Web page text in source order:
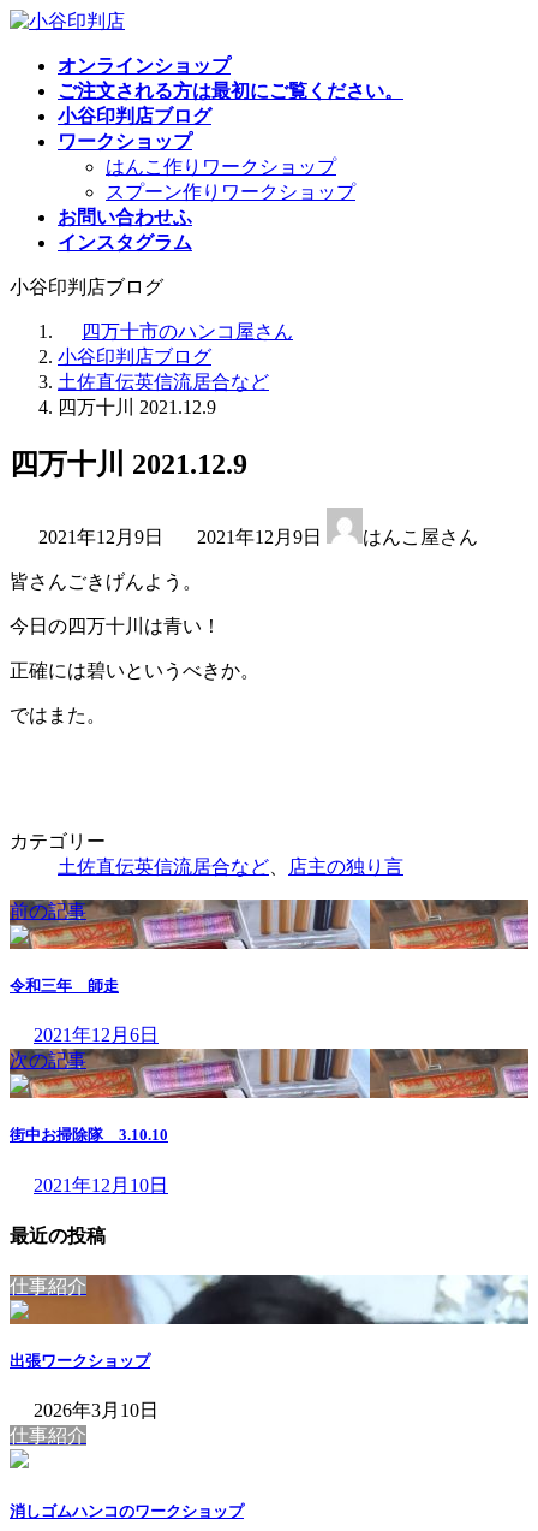
コ
ナ
オンラインショップ
ご注文される方は最初にご覧ください。
小谷印判店ブログ
ワークショップ
はんこ作りワークショップ
スプーン作りワークショップ
お問い合わせふ
インスタグラム
小谷印判店ブログ
四万十市のハンコ屋さん
小谷印判店ブログ
土佐直伝英信流居合など
四万十川 2021.12.9
四万十川 2021.12.9
2021年12月9日
終
日
:
2021年12月9日 はんこ屋さん
皆さんごきげんよう。
今日の四万十川は青い！
正確には碧いというべきか。
ではまた。
カテゴリー
土佐直伝英信流居合など
店主の独り言
前の記事
令和三年 師走
2021年12月6日
次の記事
街中お掃除隊 3.10.10
2021年12月10日
最近の投稿
仕事紹介
出張ワークショップ
2026年3月10日
仕事紹介
消しゴムハンコのワークショップ